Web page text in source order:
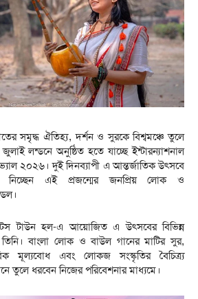
সমৃদ্ধ ঐতিহ্য, দর্শন ও সুরকে বিশ্বমঞ্চে তুলে
লন্ডনে অনুষ্ঠিত হতে যাচ্ছে ইন্টারন্যাশনাল
২০২৬। দুই দিনব্যাপী এ আন্তর্জাতিক উৎসবে
নিচ্ছেন এই প্রজন্মের জনপ্রিয় লোক ও
টাউন হল-এ আয়োজিত এ উৎসবের বিভিন্ন
বাংলা লোক ও বাউল গানের মাটির সুর,
মূল্যবোধ এবং লোকজ সংস্কৃতির বৈচিত্র্য
তুলে ধরবেন নিজের পরিবেশনার মাধ্যমে।